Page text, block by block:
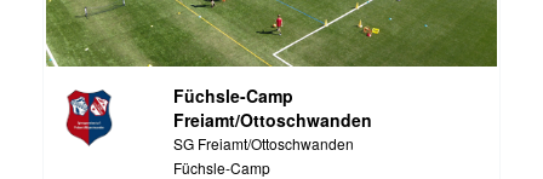
Füchsle-Camp
Freiamt/Ottoschwanden
SG Freiamt/Ottoschwanden
Füchsle-Camp